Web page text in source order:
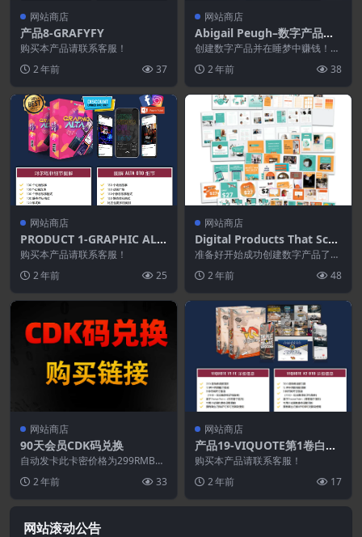
网站商店
产品8-GRAFYFY
购买本产品请联系客服！
2 年前
37
网站商店
Abigail Peugh–数字产品训
练营
创建数字产品并在睡梦中赚钱！
做的销售吗？！ 销售...
2 年前 38
网站商店
PRODUCT 1-GRAPHIC ALT
A
购买本产品请联系客服！
2 年前
25
网站商店
Digital Products That Scal
e™ 模板
准备好开始成功创建数字产品了
模板就是...
2 年前 48
网站商店
90天会员CDK码兑换
自动发卡此卡密价格为299RMB立
即购买（库存：10）
2 年前 33
网站商店
产品19-VIQUOTE第1卷白标
许可证
购买本产品请联系客服！
2 年前
17
网站滚动公告